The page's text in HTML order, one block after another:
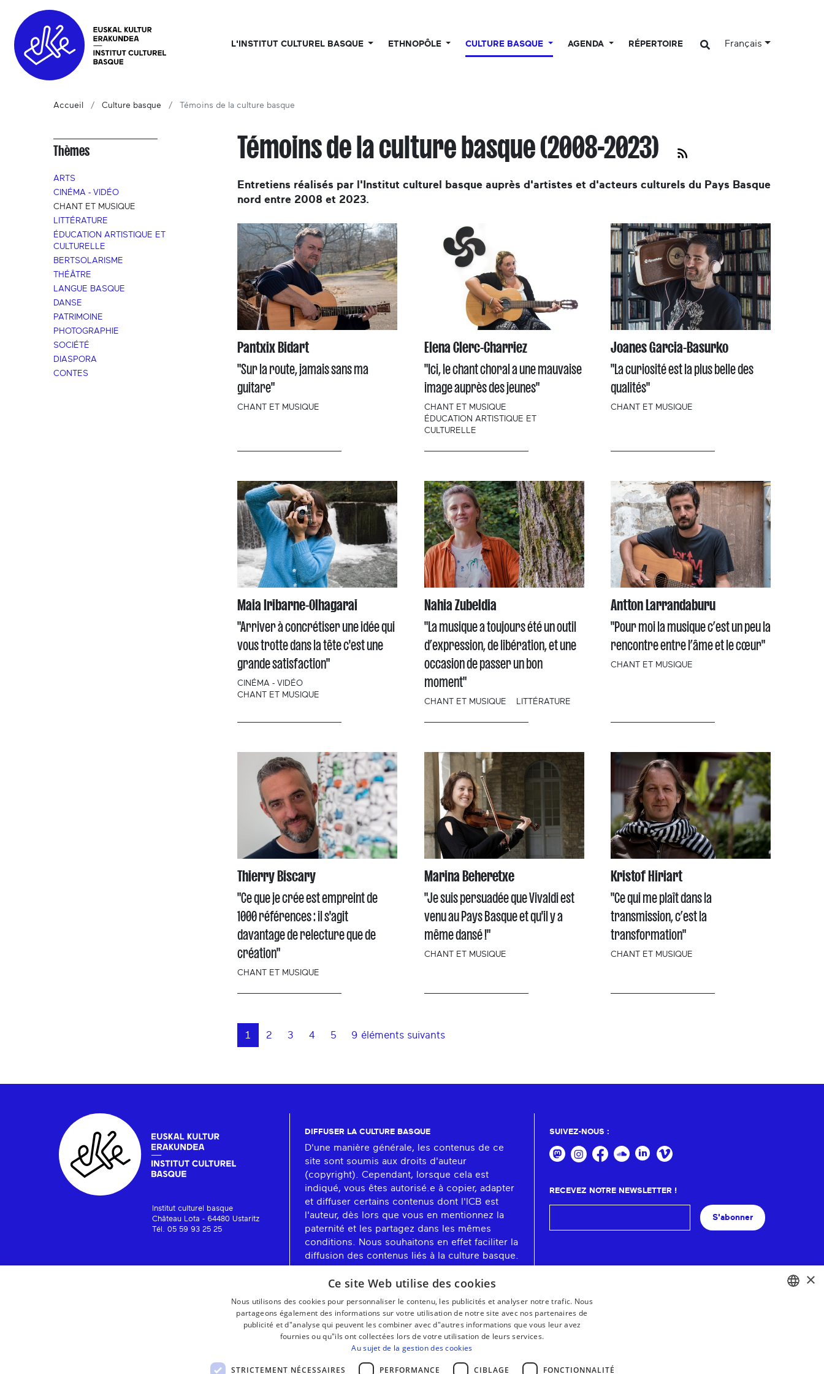
L'INSTITUT CULTUREL BASQUE ETHNOPÔLE CULTURE BASQUE AGENDA RÉPERTOIRE Français
Accueil Culture basque Témoins de la culture basque
Thèmes
ARTS
CINÉMA - VIDÉO
CHANT ET MUSIQUE
LITTÉRATURE
ÉDUCATION ARTISTIQUE ET
CULTURELLE
BERTSOLARISME
THÉÂTRE
LANGUE BASQUE
DANSE
PATRIMOINE
PHOTOGRAPHIE
SOCIÉTÉ
DIASPORA
CONTES
Témoins de la culture basque (2008-2023)
Entretiens réalisés par l'Institut culturel basque auprès d'artistes et d'acteurs culturels du Pays Basque
nord entre 2008 et 2023.
Pantxix Bidart
"Sur la route, jamais sans ma
guitare"
CHANT ET MUSIQUE
Elena Clerc-Charriez
"Ici, le chant choral a une mauvaise
image auprès des jeunes"
CHANT ET MUSIQUE
ÉDUCATION ARTISTIQUE ET
CULTURELLE
Joanes Garcia-Basurko
"La curiosité est la plus belle des
qualités"
CHANT ET MUSIQUE
Maia Iribarne-Olhagarai
"Arriver à concrétiser une idée qui
vous trotte dans la tête c'est une
grande satisfaction"
CINÉMA - VIDÉO
CHANT ET MUSIQUE
Nahia Zubeldia
"La musique a toujours été un outil
d’expression, de libération, et une
occasion de passer un bon
moment"
CHANT ET MUSIQUE LITTÉRATURE
Antton Larrandaburu
"Pour moi la musique c’est un peu la
rencontre entre l’âme et le cœur"
CHANT ET MUSIQUE
Thierry Biscary
"Ce que je crée est empreint de
1000 références : il s'agit
davantage de relecture que de
création"
CHANT ET MUSIQUE
Marina Beheretxe
"Je suis persuadée que Vivaldi est
venu au Pays Basque et qu'il y a
même dansé !"
CHANT ET MUSIQUE
Kristof Hiriart
"Ce qui me plaît dans la
transmission, c’est la
transformation"
CHANT ET MUSIQUE
1 2 3 4 5 9 éléments suivants
Institut culturel basque
Château Lota - 64480 Ustaritz
Tél. 05 59 93 25 25
DIFFUSER LA CULTURE BASQUE
D'une manière générale, les contenus de ce
site sont soumis aux droits d'auteur
(copyright). Cependant, lorsque cela est
indiqué, vous êtes autorisé.e à copier, adapter
et diffuser certains contenus dont l'ICB est
l'auteur, dès lors que vous en mentionnez la
paternité et les partagez dans les mêmes
conditions. Nous souhaitons en effet faciliter la
diffusion des contenus liés à la culture basque.
SUIVEZ-NOUS :
RECEVEZ NOTRE NEWSLETTER !
S'abonner
×
Ce site Web utilise des cookies
Nous utilisons des cookies pour personnaliser le contenu, les publicités et analyser notre trafic. Nous
partageons également des informations sur votre utilisation de notre site avec nos partenaires de
publicité et d"analyse qui peuvent les combiner avec d"autres informations que vous leur avez
fournies ou qu"ils ont collectées lors de votre utilisation de leurs services.
Au sujet de la gestion des cookies
STRICTEMENT NÉCESSAIRES PERFORMANCE CIBLAGE FONCTIONNALITÉ